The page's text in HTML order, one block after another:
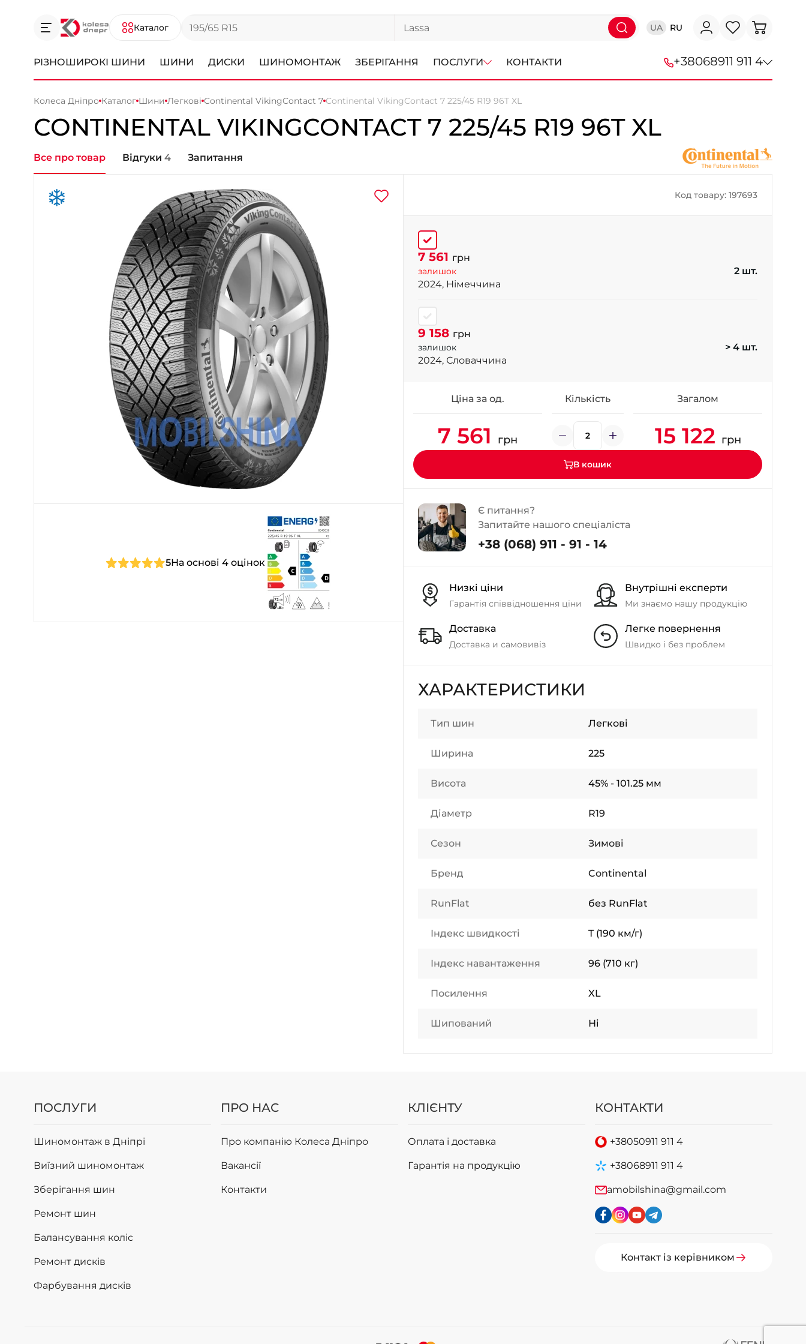
Каталог UA RU
РІЗНОШИРОКІ ШИНИ ШИНИ ДИСКИ ШИНОМОНТАЖ ЗБЕРІГАННЯ ПОСЛУГИ КОНТАКТИ +38068911 911 4
+38 (067) 113-44-44
+38 (095) 276-44-44
+38 (050)-911-911-2
+38 (068)-923-74-19
Колеса Дніпро Каталог Шини Легкові Continental VikingContact 7 Continental VikingContact 7 225/45 R19 96T XL
CONTINENTAL VIKINGCONTACT 7 225/45 R19 96T XL
Все про товар Відгуки 4 Запитання
5На основі 4 оцінок
Код товару: 197693
7 561 грн
залишок
2 шт.
2024, Німеччина
9 158 грн
залишок
> 4 шт.
2024, Словаччина
Ціна за од. Кількість Загалом
7 561 грн 15 122 грн
В кошик
Є питання?
Запитайте нашого спеціаліста
+38 (068) 911 - 91 - 14
Низкі ціни
Гарантія співвідношення ціни
Внутрішні експерти
Ми знаємо нашу продукцію
Доставка
Доставка и самовивіз
Легке повернення
Швидко і без проблем
ХАРАКТЕРИСТИКИ
Тип шин Легкові
Ширина 225
Висота 45% - 101.25 мм
Діаметр R19
Сезон Зимові
Бренд Continental
RunFlat без RunFlat
Індекс швидкості T (190 км/г)
Індекс навантаження 96 (710 кг)
Посилення XL
Шипований Ні
ПОСЛУГИ
Шиномонтаж в Дніпрі
Виїзний шиномонтаж
Зберігання шин
Ремонт шин
Балансування коліс
Ремонт дисків
Фарбування дисків
ПРО НАС
Про компанію Колеса Дніпро
Вакансії
Контакти
КЛІЄНТУ
Оплата і доставка
Гарантія на продукцію
КОНТАКТИ
+38050911 911 4
+38068911 911 4
amobilshina@gmail.com
Контакт із керівником